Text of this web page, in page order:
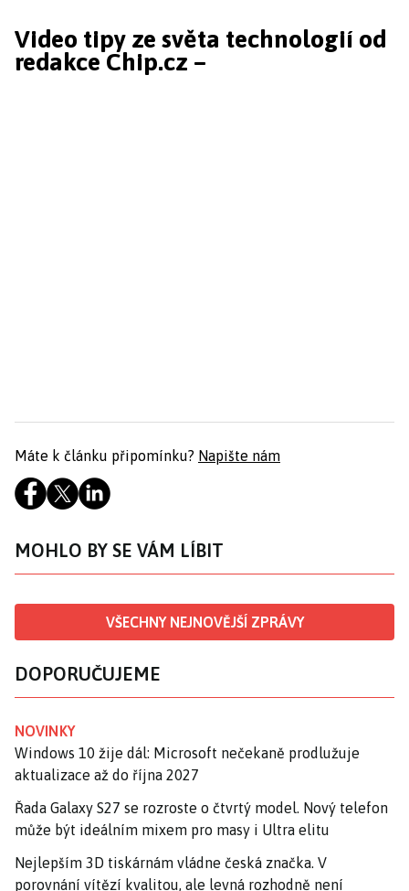
Video tipy ze světa technologií od
redakce Chip.cz –
Máte k článku připomínku? Napište nám
MOHLO BY SE VÁM LÍBIT
VŠECHNY NEJNOVĚJŠÍ ZPRÁVY
DOPORUČUJEME
NOVINKY
Windows 10 žije dál: Microsoft nečekaně prodlužuje
aktualizace až do října 2027
Řada Galaxy S27 se rozroste o čtvrtý model. Nový telefon
může být ideálním mixem pro masy i Ultra elitu
Nejlepším 3D tiskárnám vládne česká značka. V
porovnání vítězí kvalitou, ale levná rozhodně není